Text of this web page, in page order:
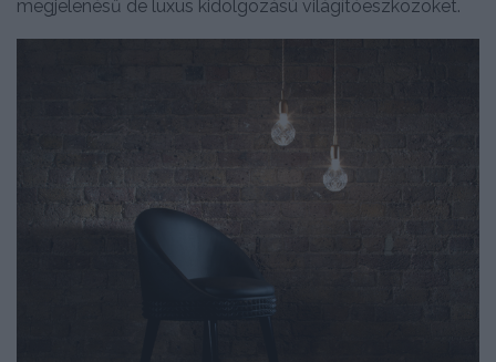
megjelenésű de luxus kidolgozású világítóeszközöket.